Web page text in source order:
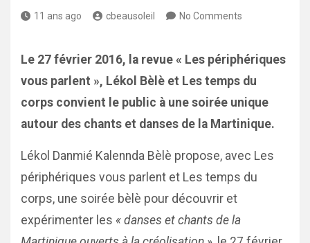
11 ans ago cbeausoleil No Comments
Le 27 février 2016, la revue « Les périphériques
vous parlent », Lékol Bèlè et Les temps du
corps convient le public à une soirée unique
autour des chants et danses de la Martinique.
Lékol Danmié Kalennda Bèlè propose, avec Les
périphériques vous parlent et Les temps du
corps, une soirée bèlè pour découvrir et
expérimenter les « danses et chants de la